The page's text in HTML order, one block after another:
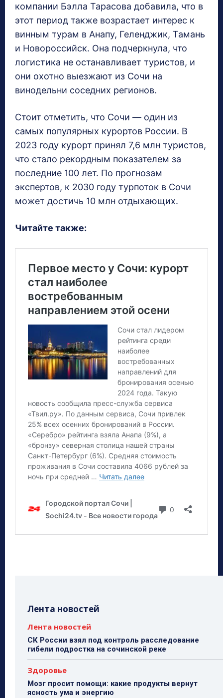
компании Бэлла Тарасова добавила, что в
этот период также возрастает интерес к
винным турам в Анапу, Геленджик, Тамань
и Новороссийск. Она подчеркнула, что
логистика не останавливает туристов, и
они охотно выезжают из Сочи на
винодельни соседних регионов.
Стоит отметить, что Сочи — один из
самых популярных курортов России. В
2023 году курорт принял 7,6 млн туристов,
что стало рекордным показателем за
последние 100 лет. По прогнозам
экспертов, к 2030 году турпоток в Сочи
может достичь 10 млн отдыхающих.
Читайте также:
Лента новостей
Лента новостей
СК России взял под контроль расследование
гибели подростка на сочинской реке
Здоровье
Мозг просит помощи: какие продукты вернут
ясность ума и энергию